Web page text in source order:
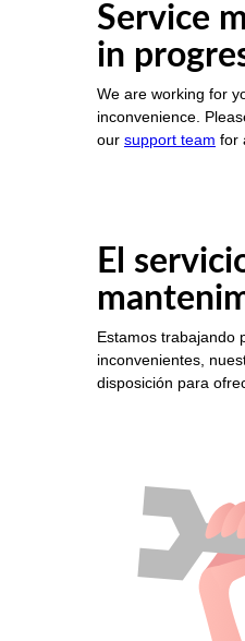
Service
in
We are working for
inconvenience.
our support team for
El
Estamos trabajando
inconvenientes,
disposición para